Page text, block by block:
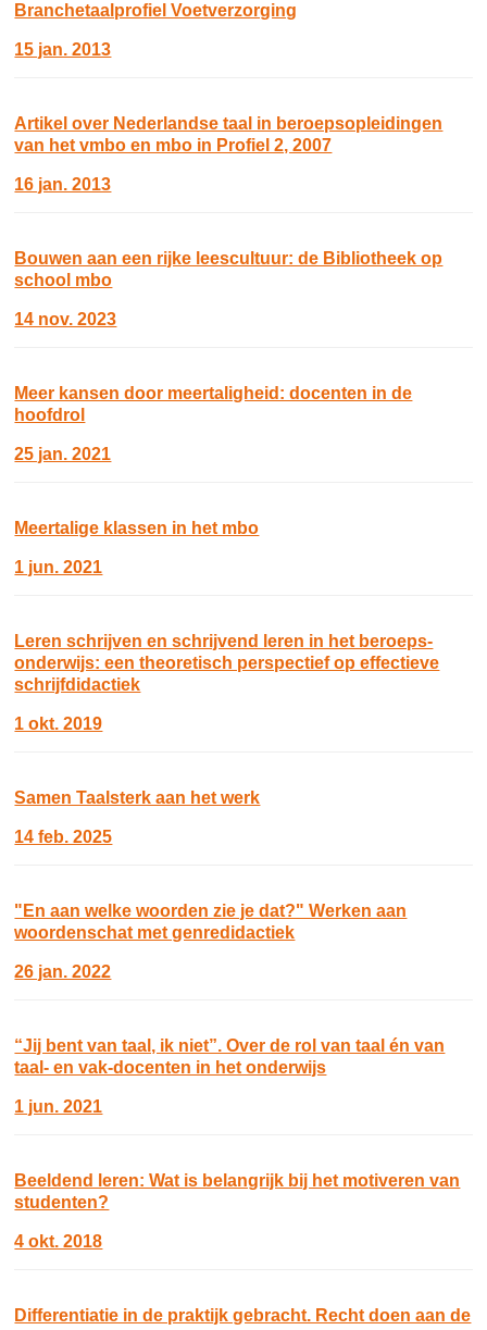
Branchetaalprofiel Voetverzorging
15 jan. 2013
Artikel over Nederlandse taal in beroepsopleidingen
van het vmbo en mbo in Profiel 2, 2007
16 jan. 2013
Bouwen aan een rijke leescultuur: de Bibliotheek op
school mbo
14 nov. 2023
Meer kansen door meertaligheid: docenten in de
hoofdrol
25 jan. 2021
Meertalige klassen in het mbo
1 jun. 2021
Leren schrijven en schrijvend leren in het beroeps-
onderwijs: een theoretisch perspectief op effectieve
schrijfdidactiek
1 okt. 2019
Samen Taalsterk aan het werk
14 feb. 2025
"En aan welke woorden zie je dat?" Werken aan
woordenschat met genredidactiek
26 jan. 2022
“Jij bent van taal, ik niet”. Over de rol van taal én van
taal- en vak-docenten in het onderwijs
1 jun. 2021
Beeldend leren: Wat is belangrijk bij het motiveren van
studenten?
4 okt. 2018
Differentiatie in de praktijk gebracht. Recht doen aan de